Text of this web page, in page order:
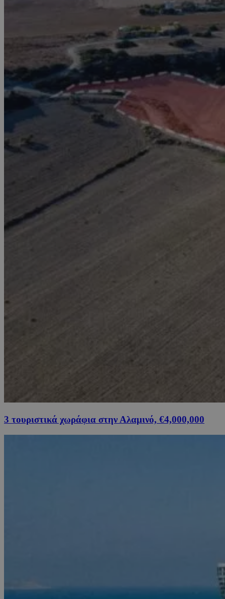
3 τουριστικά χωράφια στην Αλαμινό, €4,000,000